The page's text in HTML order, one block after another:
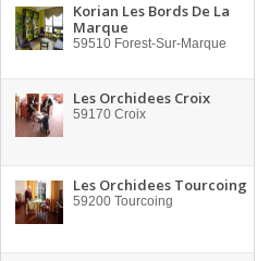
Korian Les Bords De La
Marque
59510 Forest-Sur-Marque
Les Orchidees Croix
59170 Croix
Les Orchidees Tourcoing
59200 Tourcoing